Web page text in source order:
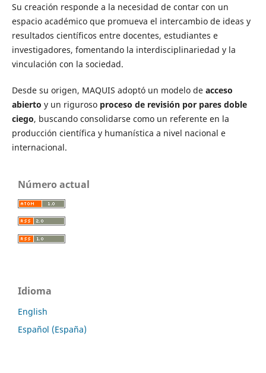
Su creación responde a la necesidad de contar con un
espacio académico que promueva el intercambio de ideas y
resultados científicos entre docentes, estudiantes e
investigadores, fomentando la interdisciplinariedad y la
vinculación con la sociedad.
Desde su origen, MAQUIS adoptó un modelo de acceso
abierto y un riguroso proceso de revisión por pares doble
ciego, buscando consolidarse como un referente en la
producción científica y humanística a nivel nacional e
internacional.
Número actual
Idioma
English
Español (España)